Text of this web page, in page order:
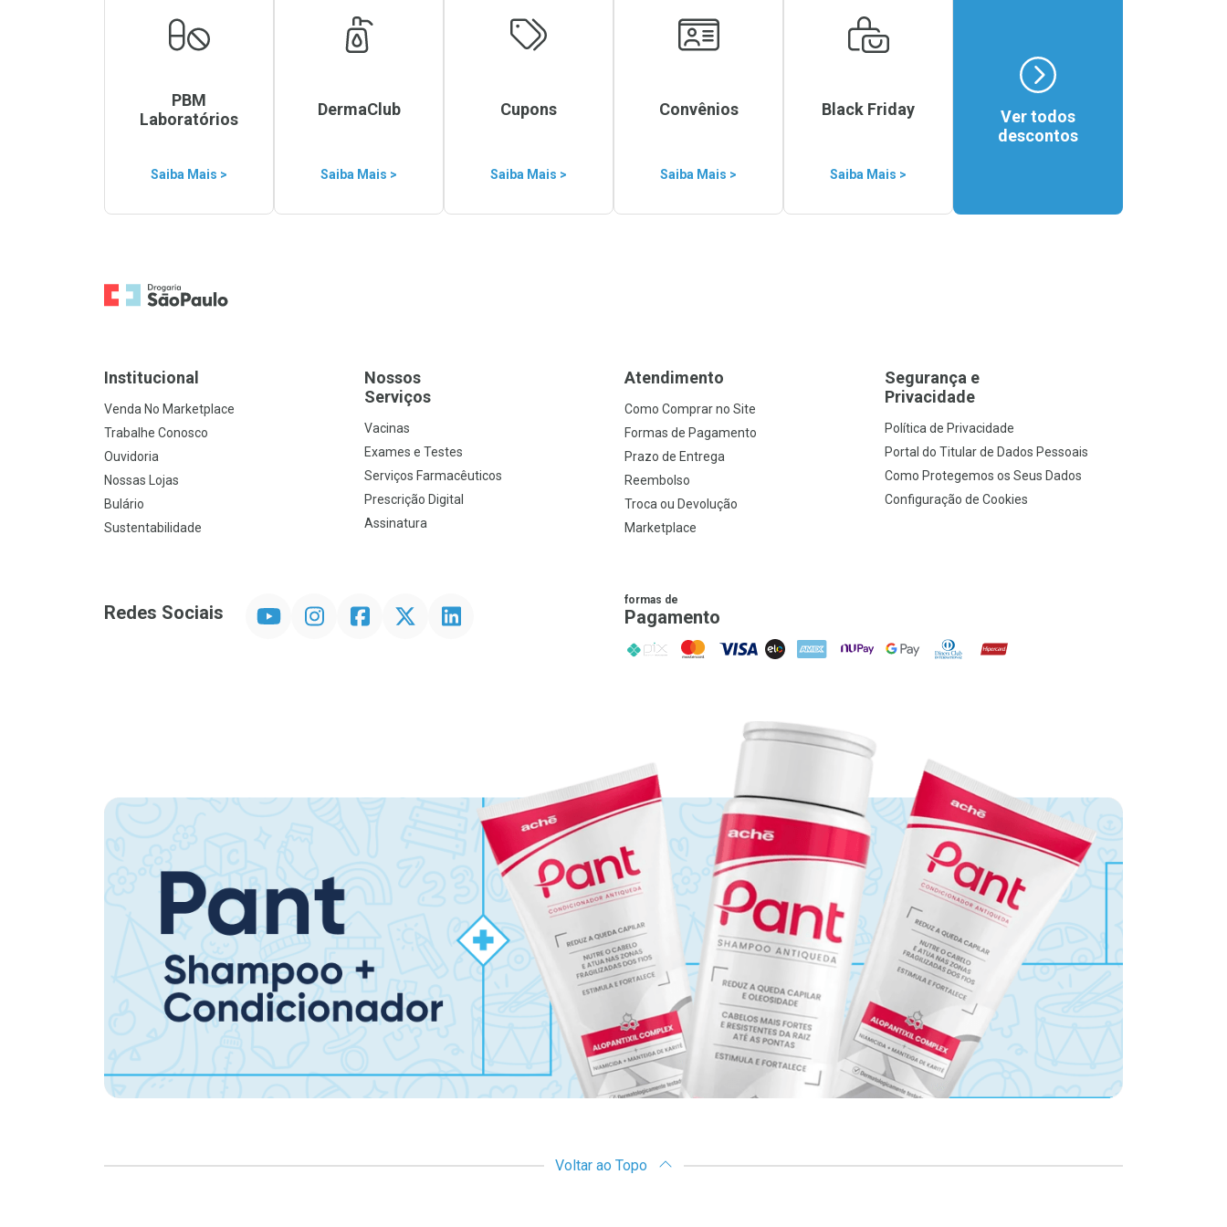
PBM
Laboratórios
Saiba Mais >
DermaClub
Saiba Mais >
Cupons
Saiba Mais >
Convênios
Saiba Mais >
Black Friday
Saiba Mais >
Ver todos
descontos
Ir para a Home
Institucional
Venda No Marketplace
Trabalhe Conosco
Ouvidoria
Nossas Lojas
Bulário
Sustentabilidade
Nossos
Serviços
Vacinas
Exames e Testes
Serviços Farmacêuticos
Prescrição Digital
Assinatura
Atendimento
Como Comprar no Site
Formas de Pagamento
Prazo de Entrega
Reembolso
Troca ou Devolução
Marketplace
Segurança e
Privacidade
Política de Privacidade
Portal do Titular de Dados Pessoais
Como Protegemos os Seus Dados
Configuração de Cookies
Redes Sociais InstagramFacebookTwitter Linkedin formas de
Pagamento
PIX MasterCard
VISA ELO AMEX NuPay Google PayDiners ClubHipercard
Voltar ao Topo